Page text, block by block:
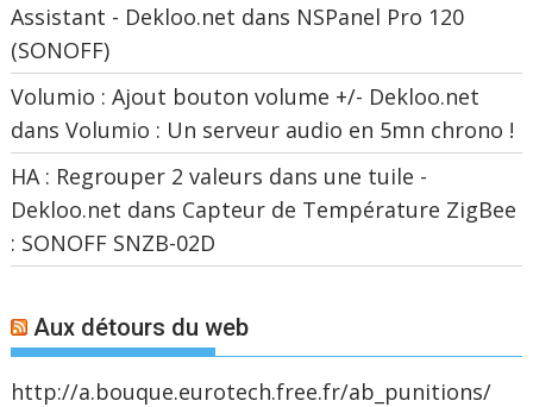
Assistant - Dekloo.net dans NSPanel Pro 120
(SONOFF)
Volumio : Ajout bouton volume +/- Dekloo.net
dansVolumio : Un serveur audio en 5mn chrono !
HA : Regrouper 2 valeurs dans une tuile -
Dekloo.net dans Capteur de Température ZigBee
: SONOFF SNZB-02D
Aux détours du web
http://a.bouque.eurotech.free.fr/ab_punitions/